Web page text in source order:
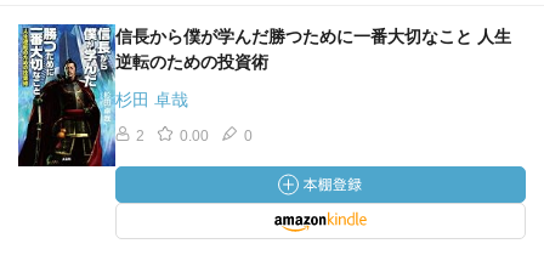
信長から僕が学んだ勝つために一番大切なこと 人生
逆転のための投資術
杉田 卓哉
2 0.00 0